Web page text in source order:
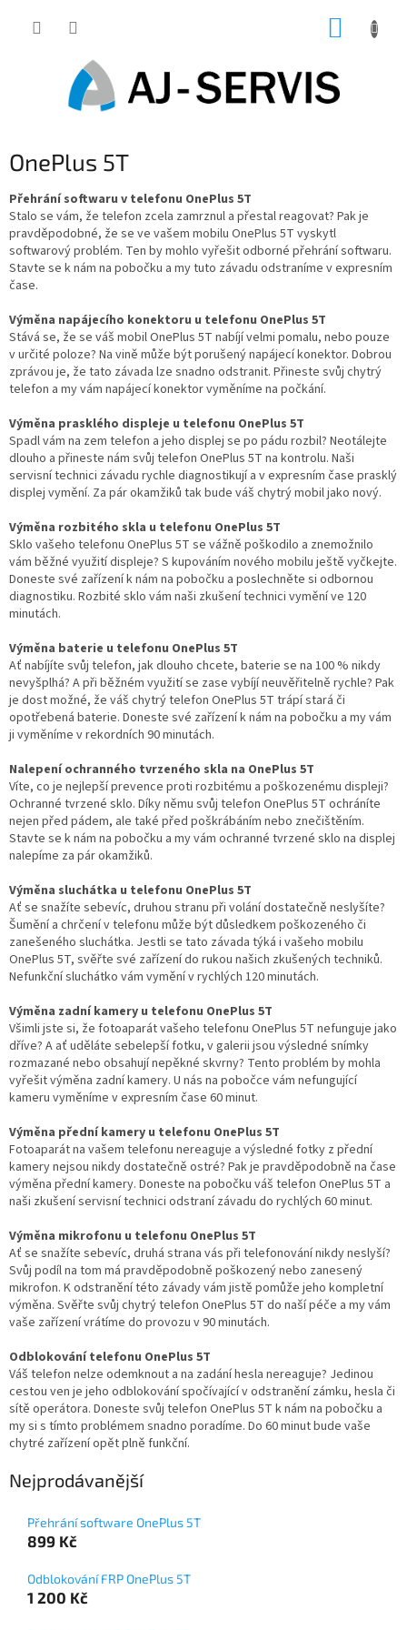
OnePlus 5T
Přehrání softwaru v telefonu OnePlus 5T
Stalo se vám, že telefon zcela zamrznul a přestal reagovat? Pak je
pravděpodobné, že se ve vašem mobilu OnePlus 5T vyskytl
softwarový problém. Ten by mohlo vyřešit odborné přehrání softwaru.
Stavte se k nám na pobočku a my tuto závadu odstraníme v expresním
čase.
Výměna napájecího konektoru u telefonu OnePlus 5T
Stává se, že se váš mobil OnePlus 5T nabíjí velmi pomalu, nebo pouze
v určité poloze? Na vině může být porušený napájecí konektor. Dobrou
zprávou je, že tato závada lze snadno odstranit. Přineste svůj chytrý
telefon a my vám napájecí konektor vyměníme na počkání.
Výměna prasklého displeje u telefonu OnePlus 5T
Spadl vám na zem telefon a jeho displej se po pádu rozbil? Neotálejte
dlouho a přineste nám svůj telefon OnePlus 5T na kontrolu. Naši
servisní technici závadu rychle diagnostikují a v expresním čase prasklý
displej vymění. Za pár okamžiků tak bude váš chytrý mobil jako nový.
Výměna rozbitého skla u telefonu OnePlus 5T
Sklo vašeho telefonu OnePlus 5T se vážně poškodilo a znemožnilo
vám běžné využití displeje? S kupováním nového mobilu ještě vyčkejte.
Doneste své zařízení k nám na pobočku a poslechněte si odbornou
diagnostiku. Rozbité sklo vám naši zkušení technici vymění ve 120
minutách.
Výměna baterie u telefonu OnePlus 5T
Ať nabíjíte svůj telefon, jak dlouho chcete, baterie se na 100 % nikdy
nevyšplhá? A při běžném využití se zase vybíjí neuvěřitelně rychle? Pak
je dost možné, že váš chytrý telefon OnePlus 5T trápí stará či
opotřebená baterie. Doneste své zařízení k nám na pobočku a my vám
ji vyměníme v rekordních 90 minutách.
Nalepení ochranného tvrzeného skla na OnePlus 5T
Víte, co je nejlepší prevence proti rozbitému a poškozenému displeji?
Ochranné tvrzené sklo. Díky němu svůj telefon OnePlus 5T ochráníte
nejen před pádem, ale také před poškrábáním nebo znečištěním.
Stavte se k nám na pobočku a my vám ochranné tvrzené sklo na displej
nalepíme za pár okamžiků.
Výměna sluchátka u telefonu OnePlus 5T
Ať se snažíte sebevíc, druhou stranu při volání dostatečně neslyšíte?
Šumění a chrčení v telefonu může být důsledkem poškozeného či
zanešeného sluchátka. Jestli se tato závada týká i vašeho mobilu
OnePlus 5T, svěřte své zařízení do rukou našich zkušených techniků.
Nefunkční sluchátko vám vymění v rychlých 120 minutách.
Výměna zadní kamery u telefonu OnePlus 5T
Všimli jste si, že fotoaparát vašeho telefonu OnePlus 5T nefunguje jako
dříve? A ať uděláte sebelepší fotku, v galerii jsou výsledné snímky
rozmazané nebo obsahují nepěkné skvrny? Tento problém by mohla
vyřešit výměna zadní kamery. U nás na pobočce vám nefungující
kameru vyměníme v expresním čase 60 minut.
Výměna přední kamery u telefonu OnePlus 5T
Fotoaparát na vašem telefonu nereaguje a výsledné fotky z přední
kamery nejsou nikdy dostatečně ostré? Pak je pravděpodobně na čase
výměna přední kamery. Doneste na pobočku váš telefon OnePlus 5T a
naši zkušení servisní technici odstraní závadu do rychlých 60 minut.
Výměna mikrofonu u telefonu OnePlus 5T
Ať se snažíte sebevíc, druhá strana vás při telefonování nikdy neslyší?
Svůj podíl na tom má pravděpodobně poškozený nebo zanesený
mikrofon. K odstranění této závady vám jistě pomůže jeho kompletní
výměna. Svěřte svůj chytrý telefon OnePlus 5T do naší péče a my vám
vaše zařízení vrátíme do provozu v 90 minutách.
Odblokování telefonu OnePlus 5T
Váš telefon nelze odemknout a na zadání hesla nereaguje? Jedinou
cestou ven je jeho odblokování spočívající v odstranění zámku, hesla či
sítě operátora. Doneste svůj telefon OnePlus 5T k nám na pobočku a
my si s tímto problémem snadno poradíme. Do 60 minut bude vaše
chytré zařízení opět plně funkční.
Nejprodávanější
Přehrání software OnePlus 5T
899 Kč
Odblokování FRP OnePlus 5T
1 200 Kč